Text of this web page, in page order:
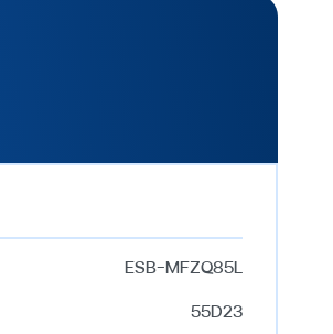
ESB-MFZQ85L
55D23